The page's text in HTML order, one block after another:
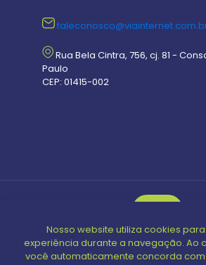
Rua Bela Cintra, 756, cj. 81 -
Paulo
CEP: 01415-002
© 2024 Guia Open | Todos os
Powered byOreo
Nosso website utiliza cookies
experiência durante a navegação. Ao
você automaticamente concorda com